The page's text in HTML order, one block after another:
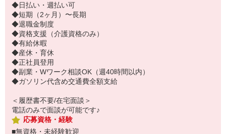
◆日払い・週払い可
◆短期（2ヶ月）〜長期
◆退職金制度
◆資格支援（介護資格のみ）
◆有給休暇
◆産休・育休
◆正社員登用
◆副業・Wワーク相談OK（週40時間以内）
◆ガソリン代含め交通費全額支給
＜履歴書不要/在宅面談＞
電話のみで面談が可能です♪
応募資格・経験
■無資格・未経験歓迎